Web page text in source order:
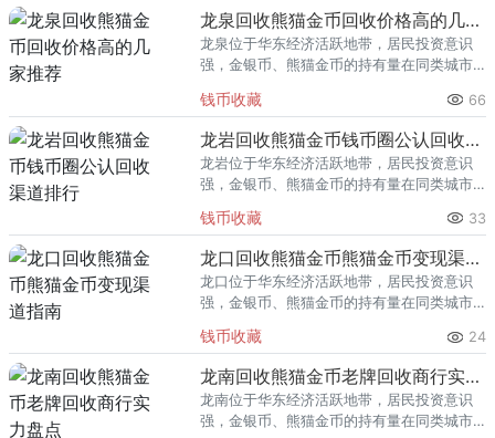
回收渠道里，能精准识别版别溢
龙泉回收熊猫金币回收价格高的几家推荐
龙泉位于华东经济活跃地带，居民投资意识
强，金银币、熊猫金币的持有量在同类城市
熊猫金币的需求就明显升温，但鱼龙混杂的
回收渠道里，能精准识别版别溢
钱币收藏 66
龙岩回收熊猫金币钱币圈公认回收渠道排行
龙岩位于华东经济活跃地带，居民投资意识
强，金银币、熊猫金币的持有量在同类城市
熊猫金币的需求就明显升温，但鱼龙混杂的
回收渠道里，能精准识别版别溢
钱币收藏 33
龙口回收熊猫金币熊猫金币变现渠道指南
龙口位于华东经济活跃地带，居民投资意识
强，金银币、熊猫金币的持有量在同类城市
熊猫金币的需求就明显升温，但鱼龙混杂的
回收渠道里，能精准识别版别溢
钱币收藏 24
龙南回收熊猫金币老牌回收商行实力盘点
龙南位于华东经济活跃地带，居民投资意识
强，金银币、熊猫金币的持有量在同类城市